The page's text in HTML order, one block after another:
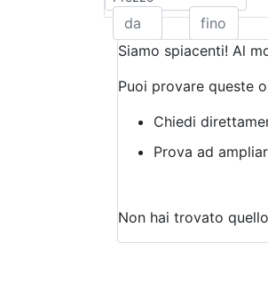
Siamo spiacenti! Al
Puoi provare queste
Chiedi
Prova ad
Non hai trovato